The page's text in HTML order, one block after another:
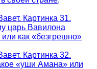
Картинка 31.
царь Вавилона
как «безгрешно»
Картинка 32.
«уши Амана» или